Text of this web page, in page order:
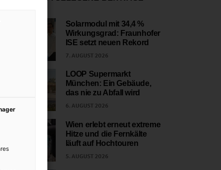
Solarmodul mit 34,4 %
Wirkungsgrad: Fraunhofer
ISE setzt neuen Rekord
7. AUGUST 2026
LOOP Supermarkt
München: Ein Gebäude,
das nie zu Abfall wird
6. AUGUST 2026
Wien erlebt erneut extreme
Hitze und die Fernkälte
läuft auf Hochtouren
5. AUGUST 2026